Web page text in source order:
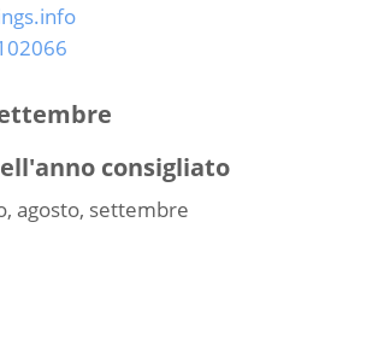
consigliato
agosto, settembre